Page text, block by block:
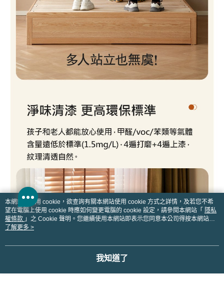
本網站中使用 cookie，欲查詢有關本網站使用 cookie 方式之詳情，及若您不希
望在電腦上使用 cookie 時應如何變更電腦的 cookie 設定，請參閱本網站「 隱私
權條款 」之 Cookie 聲明。您繼續使用本網站即表示您同意本公司得按本網站使
用條款之 Cookie 聲明使用 cookie。
了解更多 >
我知道了